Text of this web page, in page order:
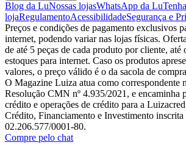
Blog da LuNossas lojasWhatsApp da Lu
lojaRegulamentoAcessibilidadeSegurança e
Preços e condições de pagamento exclusivos
internet, podendo variar nas lojas físicas.
de até 5 peças de cada produto por cliente, até
estoques para internet. Caso os produtos
valores, o preço válido é o da sacola de
O Magazine Luiza atua como correspondente
Resolução CMN nº 4.935/2021, e encaminha
crédito e operações de crédito para a
Crédito, Financiamento e Investimento inscrita
02.206.577/0001-80.
Compre pelo chat